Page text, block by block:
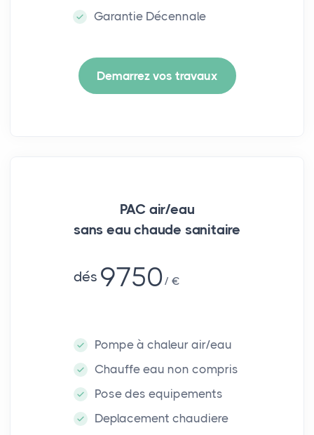
Garantie Décennale
Demarrez vos travaux
PAC air/eau
sans eau chaude sanitaire
dés 9750 €
Pompe à chaleur air/eau
Chauffe eau non compris
Pose des equipements
Deplacement chaudiere